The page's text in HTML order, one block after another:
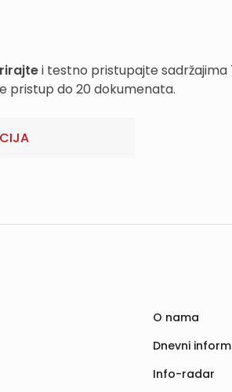
i testno pristupajte sadržajima
pristup do 20 dokumenata.
O nama
Dnevni
Info-radar